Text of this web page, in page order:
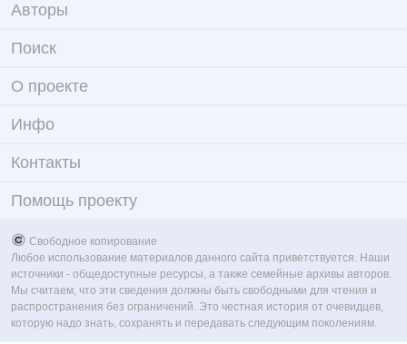
Авторы
Поиск
О проекте
Инфо
Контакты
Помощь проекту
Свободное копирование
Любое использование материалов данного сайта приветствуется. Наши
источники - общедоступные ресурсы, а также семейные архивы авторов.
Мы считаем, что эти сведения должны быть свободными для чтения и
распространения без ограничений. Это честная история от очевидцев,
которую надо знать, сохранять и передавать следующим поколениям.